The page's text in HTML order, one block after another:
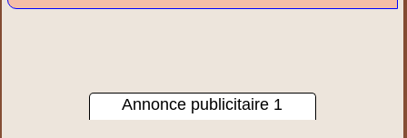
Annonce publicitaire 1